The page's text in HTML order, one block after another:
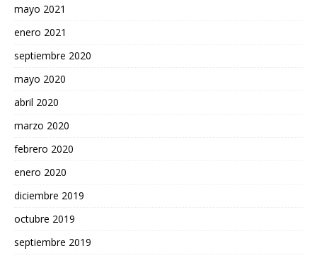
mayo 2021
enero 2021
septiembre 2020
mayo 2020
abril 2020
marzo 2020
febrero 2020
enero 2020
diciembre 2019
octubre 2019
septiembre 2019